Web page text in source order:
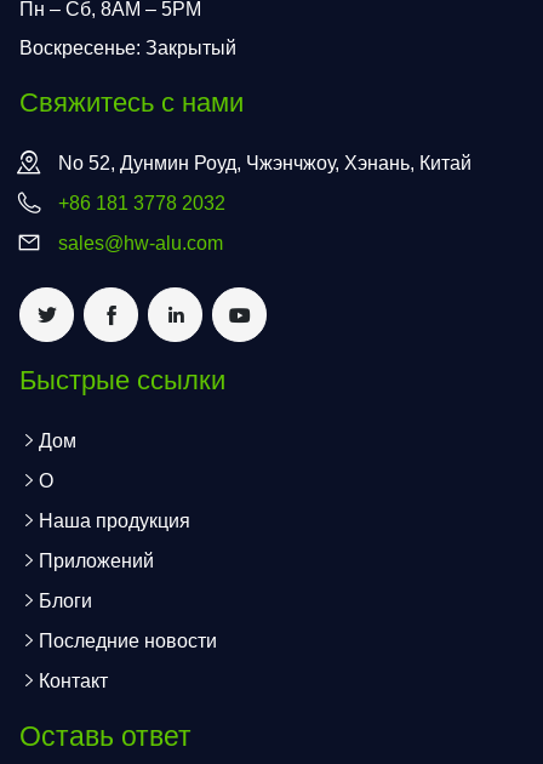
Пн – Сб, 8AM – 5PM
Воскресенье: Закрытый
Свяжитесь с нами
No 52, Дунмин Роуд, Чжэнчжоу, Хэнань, Китай
+86 181 3778 2032
sales@hw-alu.com
Быстрые ссылки
Дом
О
Наша продукция
Приложений
Блоги
Последние новости
Контакт
Оставь ответ